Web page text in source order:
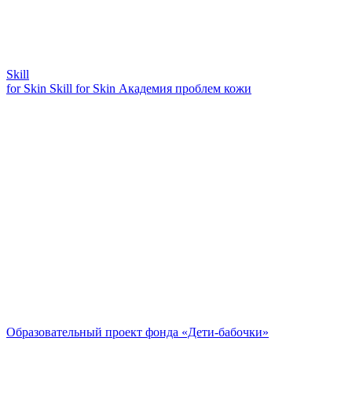
Skill
for Skin Skill for Skin Академия проблем кожи
Образовательный проект фонда «Дети-бабочки»